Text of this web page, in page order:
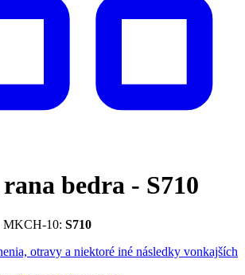
bedra - S710
MKCH-10: S710
otravy a niektoré iné následky vonkajších